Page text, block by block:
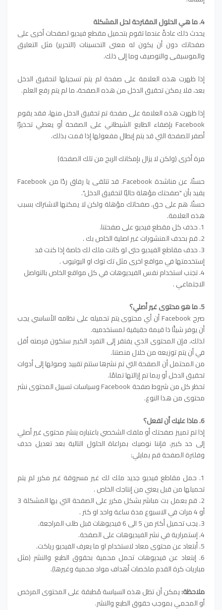
4. ما هي الحلول المقترحة لحل المشكلة
يحدث ذلك عادةً عندما تقوم بتحميل مقطع فيديو لصفحات أخرى على
صفحاتك دون أن يكون له معنى التحسينات (التحرير) مثل التعليق
والموسيقى والتوصيف وما إلى ذلك.
إذا ظهرت هذه العلامة على صفحة لم يتم تسجيلها لتحقيق الدخل
بعد، فلا يمكن تحقيق الدخل من هذه الصفحة، ما لم يتم رفع العلم.
إذا ظهرت هذه العلامة على صفحة تم تحقيق الدخل منها، فقد يقوم
Facebook بإضفاء الطابع الشيطاني على الصفحة أو يعطي تحذيرًا
أصفر للصفحة التي قد يتم إبطال مفعولها إذا قمت بذلك.
مرة أخرى (ولكن لا يزال بإمكانك الربح من تلك الصفحة)
حسنًا، عن مناشدة Facebook. قد تتلقى يا رفاق ردًا من Facebook
يفيد بأن "صفحتك مؤهلة حاليًا لتحقيق الدخل".
حسنًا، هم على حق. صفحاتك مؤهلة ولكن لا يمكنها الاشتراك بسبب
هذه العلامة.
1. حذف كل مقطع فيديو على صفحتنا.
2. قم بحدف المنشورات غير اصلية الخاص بك .
3. حدف مقاطع الفيديو حتى لو كانت ملك لك خاصة إذا كنت قد
إستخدمتها في مواقع اخرى مثل تك توك او اليوتيوب .
4. تجنب استخدام نفس الفيديوهات في كل مواقع الخاص بالتواصل
الاجتماعي .
5. ما هو محتوى غير أصلي؟
صرح Facebook أن أي محتوى يتم تحميله على نظامه الأساسي يجب
أن يوفر شيئًا ذا قيمة حقيقية لمستخدميه.
لذلك، فإن المحتوى الذي يفتقر إلى التفرد الكبير ستكون فرصته أقل
في أن يتم توزيعه من خلال منصتنا.
من المحتمل أن الصفحة التي تم نشرها ستتم تقييد وصولها إلى أدوات
تحقيق الدخل أو ربما تم إزالتها تمامًا.
تحظر كل من شروط صفحة Facebook وسياسات تسييل المحتوى نشر
محتوى من هذا النوع.
6. ماذا عليك أن تفعل؟
إذا تم تمييز صفحتك أو ملفك الشخصي باعتباره ينشر محتوى غير أصلي
إلى حد كبير، فإننا نوصيك بمراعاة الحلول التالية بعد تعديل حدف
وفلترة الصفحة قم بمايلي:
1. حمل مقاطع فيديو جديد ملك لك غير مسروقة غير مكرر لم يتم
تحميلها من قبل يعني من إنتاجك الخاص .
2. قم بعمل بت مباشر بشكل مكرر على الصفحة التي بها المشكلة 3
أو 4 مرات في الاسبوع مدة ساعة واحد او كتر .
3. يجب تحميل أكتر من 5 الى 6 فيديوهات قبل طلب المراجعة.
4. إستمرارية في نشر الفيديوهات على الصفحة.
5. أبتعاد عن محتوى معاد لاستخدام او ما يعرف الفيديو رياكت.
6. إبتعاد عن فيديوهات تحمل محمية بحقوق الطبع والنشر (مثل
مباريات كرة القدم ملخصات أهداف مواد محمية وغيرها).
ملاحظة:يمكن أن تظل هذه السياسة مُطبقة على المحتوى المرخص
أو المحمي بموجب حقوق الطبع والنشر.